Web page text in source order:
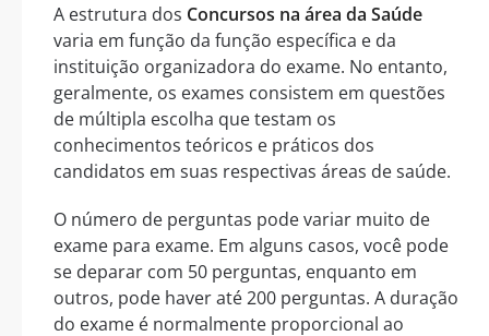
A estrutura dos Concursos na área da Saúde
varia em função da função específica e da
instituição organizadora do exame. No entanto,
geralmente, os exames consistem em questões
de múltipla escolha que testam os
conhecimentos teóricos e práticos dos
candidatos em suas respectivas áreas de saúde.
O número de perguntas pode variar muito de
exame para exame. Em alguns casos, você pode
se deparar com 50 perguntas, enquanto em
outros, pode haver até 200 perguntas. A duração
do exame é normalmente proporcional ao